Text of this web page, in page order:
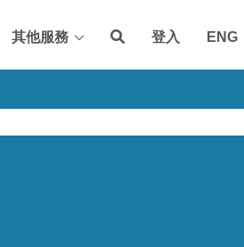
其他服務 登入 ENG